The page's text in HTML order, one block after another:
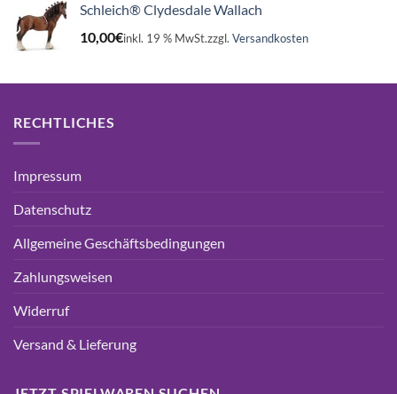
Schleich® Clydesdale Wallach
10,00€inkl. 19 % MwSt.zzgl. Versandkosten
RECHTLICHES
Impressum
Datenschutz
Allgemeine Geschäftsbedingungen
Zahlungsweisen
Widerruf
Versand & Lieferung